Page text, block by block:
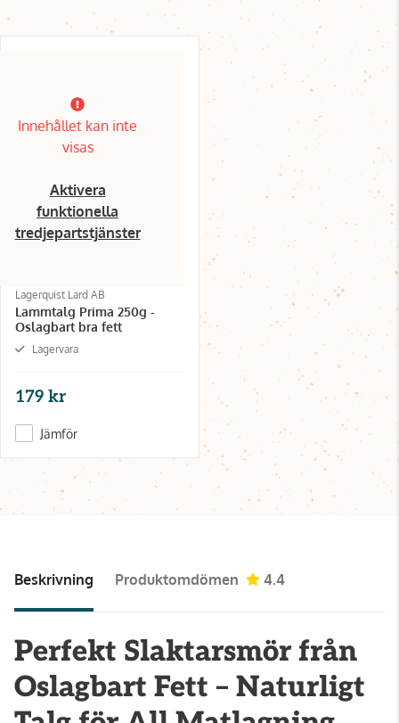
Innehållet kan inte
visas
Aktivera
funktionella
tredjepartstjänster
Lagerquist Lard AB
Lammtalg Prima 250g -
Oslagbart bra fett
Lagervara
179 kr
Jämför
Beskrivning Produktomdömen 4.4
Perfekt Slaktarsmör från
Oslagbart Fett – Naturligt